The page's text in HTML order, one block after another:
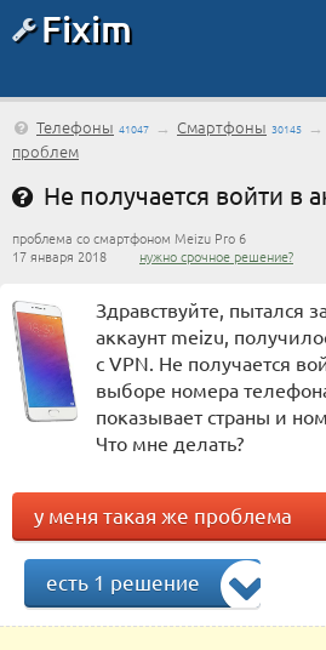
Fixim
Телефоны 41047 → Смартфоны 30145 →
проблем
Не получается войти в
проблема со смартфоном Meizu Pro 6
17 января 2018 нужно срочное решение?
Здравствуйте, пытался
аккаунт meizu,
с VPN. Не получается
выборе номера
показывает страны и
Что мне делать?
у меня такая же проблема
есть 1 решение